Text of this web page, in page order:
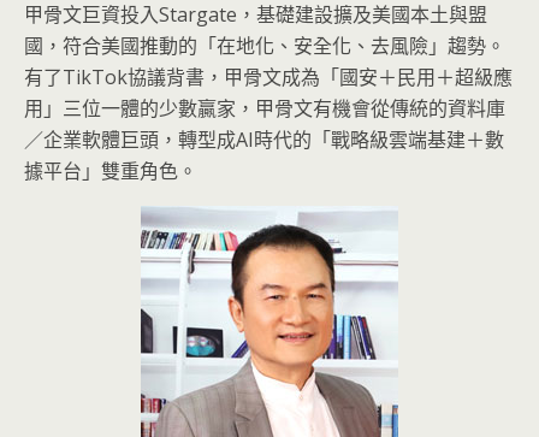
甲骨文巨資投入Stargate，基礎建設擴及美國本土與盟
國，符合美國推動的「在地化、安全化、去風險」趨勢。
有了TikTok協議背書，甲骨文成為「國安＋民用＋超級應
用」三位一體的少數贏家，甲骨文有機會從傳統的資料庫
／企業軟體巨頭，轉型成AI時代的「戰略級雲端基建＋數
據平台」雙重角色。